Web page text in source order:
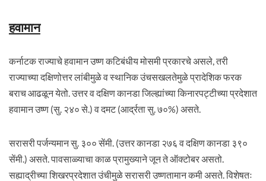
हवामान
कर्नाटक राज्याचे हवामान उष्ण कटिबंधीय मोसमी प्रकारचे असले, तरी
राज्याच्या दक्षिणोत्तर लांबीमुळे व स्थानिक उंचसखलतेमुळे प्रादेशिक फरक
बराच आढळून येतो. उत्तर व दक्षिण कानडा जिल्ह्यांच्या किनारपट्टीच्या प्रदेशात
हवामान उष्ण (सु. २४० से.) व दमट (आर्द्रता सु. ७०%) असते.
सरासरी पर्जन्यमान सु. ३०० सेंमी. (उत्तर कानडा २७६ व दक्षिण कानडा ३९०
सेंमी.) असते. पावसाळ्याचा काळ प्रामुख्याने जून ते ऑक्टोबर असतो.
सह्याद्रीच्या शिखरप्रदेशात उंचीमुळे सरासरी उष्णतामान कमी असते. विशेषतः